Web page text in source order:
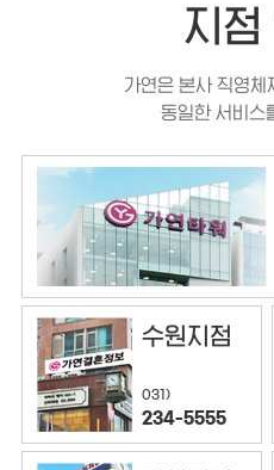
지점
가연은 본사 직영체
동일한 서비스
수원지점
031)
234-5555